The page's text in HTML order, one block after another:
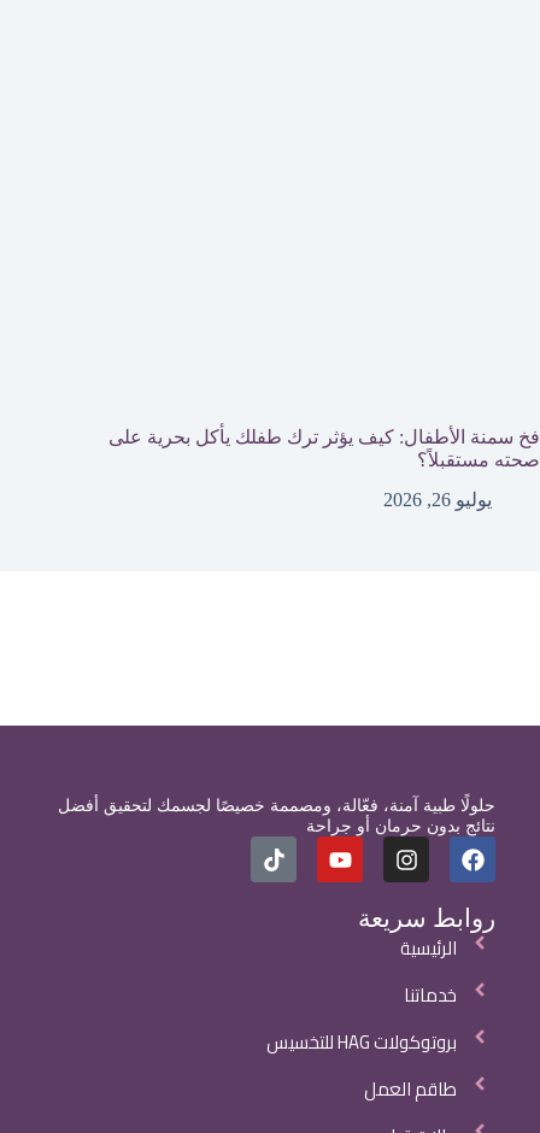
فخ سمنة الأطفال: كيف يؤثر ترك طفلك يأكل بحرية على
صحته مستقبلاً؟
يوليو 26, 2026
حلولًا طبية آمنة، فعّالة، ومصممة خصيصًا لجسمك لتحقيق أفضل
نتائج بدون حرمان أو جراحة
روابط سريعة
الرئيسية
خدماتنا
بروتوكولات HAG للتخسيس
طاقم العمل